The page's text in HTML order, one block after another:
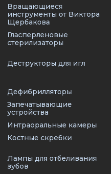
Вращающиеся
инструменты от Виктора
Щербакова
Гласперленовые
стерилизаторы
Деструкторы для игл
Дефибрилляторы
Запечатывающие
устройства
Интраоральные камеры
Костные скребки
Лампы для отбеливания
зубов